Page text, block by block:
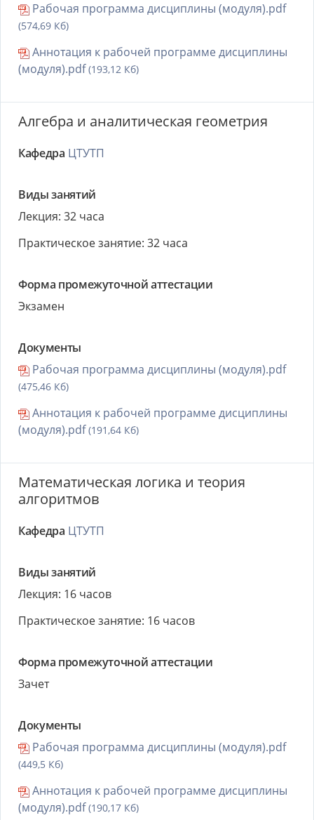
Рабочая программа дисциплины (модуля).pdf
(574,69 Кб)
Аннотация к рабочей программе дисциплины
(модуля).pdf(193,12 Кб)
Алгебра и аналитическая геометрия
Кафедра ЦТУТП
Виды занятий
Лекция: 32 часа
Практическое занятие: 32 часа
Форма промежуточной аттестации
Экзамен
Документы
Рабочая программа дисциплины (модуля).pdf
(475,46 Кб)
Аннотация к рабочей программе дисциплины
(модуля).pdf(191,64 Кб)
Математическая логика и теория
алгоритмов
Кафедра ЦТУТП
Виды занятий
Лекция: 16 часов
Практическое занятие: 16 часов
Форма промежуточной аттестации
Зачет
Документы
Рабочая программа дисциплины (модуля).pdf
(449,5 Кб)
Аннотация к рабочей программе дисциплины
(модуля).pdf(190,17 Кб)